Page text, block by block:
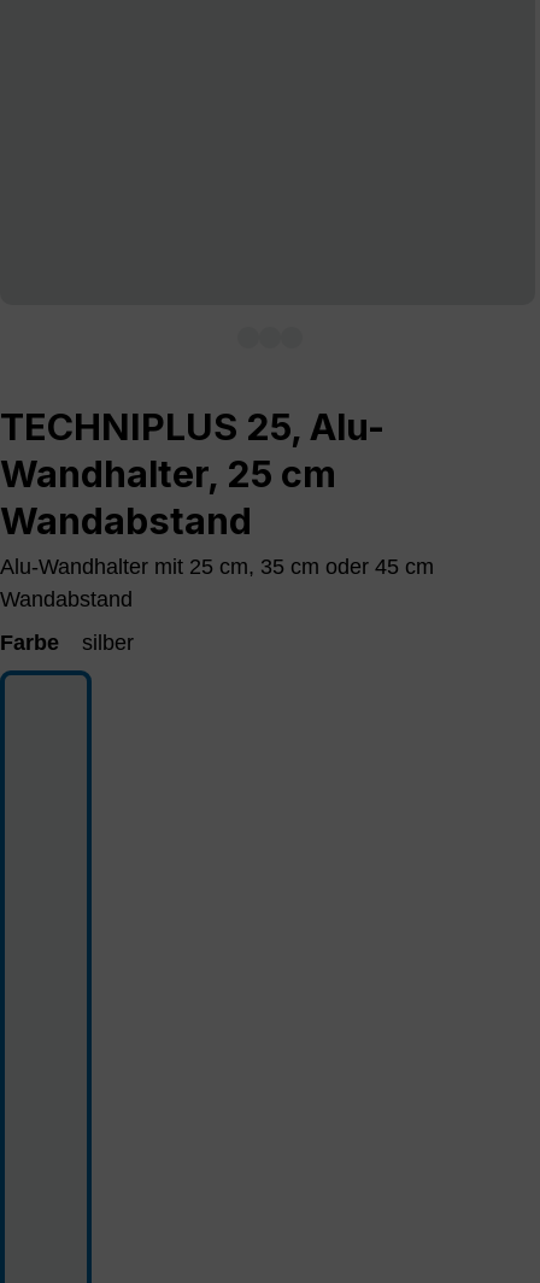
TECHNIPLUS 25, Alu-
Wandhalter, 25 cm
Wandabstand
Alu-Wandhalter mit 25 cm, 35 cm oder 45 cm
Wandabstand
Farbe
silber